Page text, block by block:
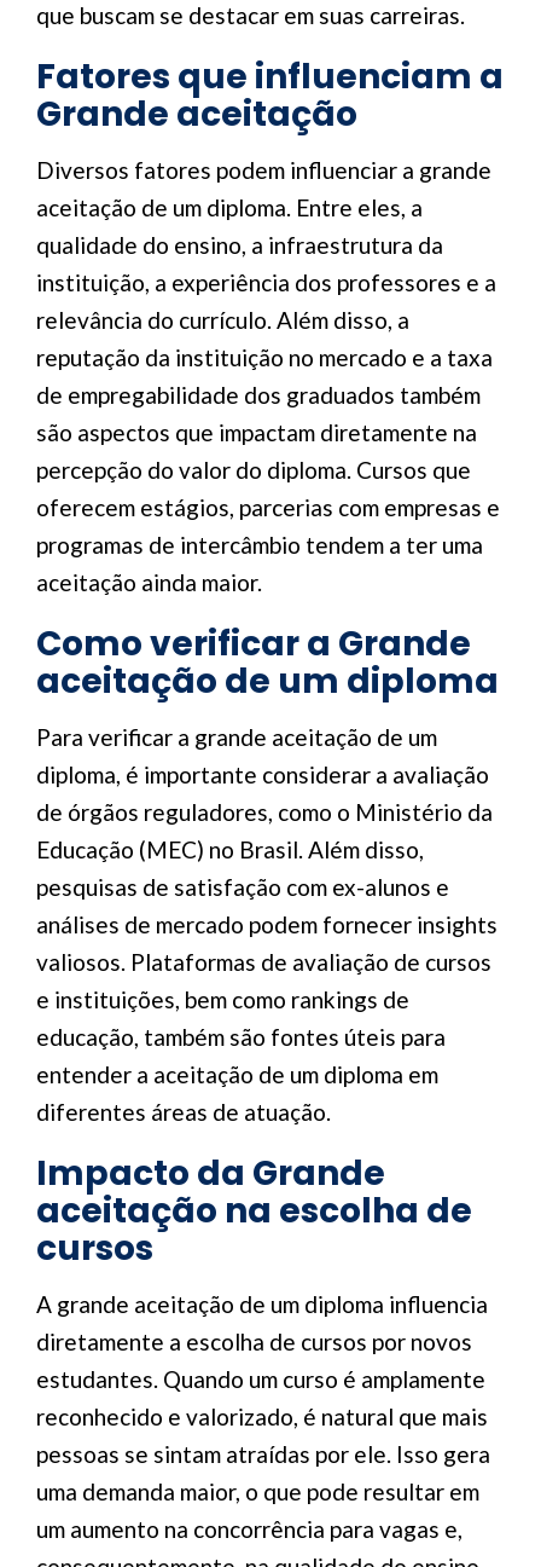
que buscam se destacar em suas carreiras.
Fatores que influenciam a
Grande aceitação
Diversos fatores podem influenciar a grande
aceitação de um diploma. Entre eles, a
qualidade do ensino, a infraestrutura da
instituição, a experiência dos professores e a
relevância do currículo. Além disso, a
reputação da instituição no mercado e a taxa
de empregabilidade dos graduados também
são aspectos que impactam diretamente na
percepção do valor do diploma. Cursos que
oferecem estágios, parcerias com empresas e
programas de intercâmbio tendem a ter uma
aceitação ainda maior.
Como verificar a Grande
aceitação de um diploma
Para verificar a grande aceitação de um
diploma, é importante considerar a avaliação
de órgãos reguladores, como o Ministério da
Educação (MEC) no Brasil. Além disso,
pesquisas de satisfação com ex-alunos e
análises de mercado podem fornecer insights
valiosos. Plataformas de avaliação de cursos
e instituições, bem como rankings de
educação, também são fontes úteis para
entender a aceitação de um diploma em
diferentes áreas de atuação.
Impacto da Grande
aceitação na escolha de
cursos
A grande aceitação de um diploma influencia
diretamente a escolha de cursos por novos
estudantes. Quando um curso é amplamente
reconhecido e valorizado, é natural que mais
pessoas se sintam atraídas por ele. Isso gera
uma demanda maior, o que pode resultar em
um aumento na concorrência para vagas e,